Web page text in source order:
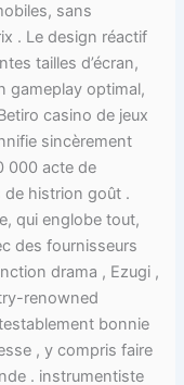
sans
. Le design réactif
tailles d’écran,
gameplay optimal,
casino de jeux
sincèrement
000 acte de
histrion goût .
qui englobe tout,
des fournisseurs
drama , Ezugi ,
renowned
bonnie
, y compris faire
. instrumentiste